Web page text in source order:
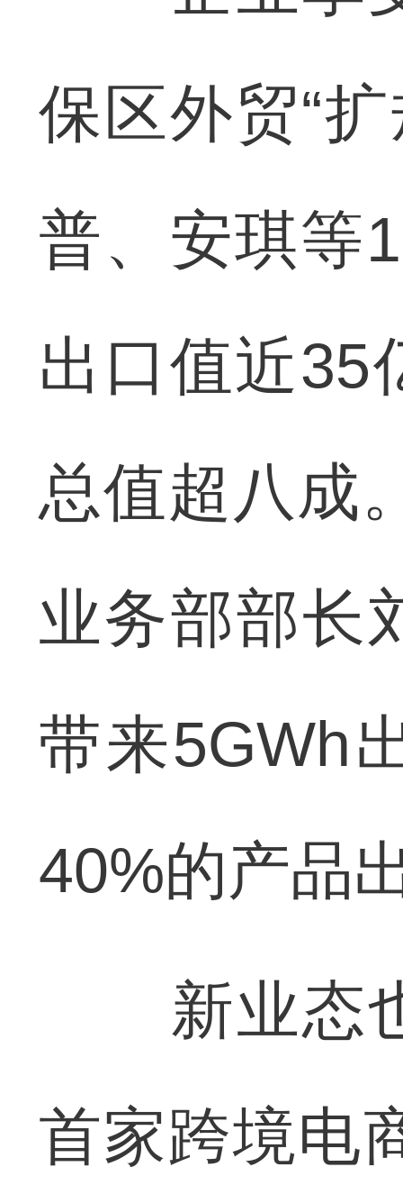
保区外贸“
普、安琪等
出口值近35
总值超八成
业务部部长
带来5GWh
40%的产品
新业态也
首家跨境电